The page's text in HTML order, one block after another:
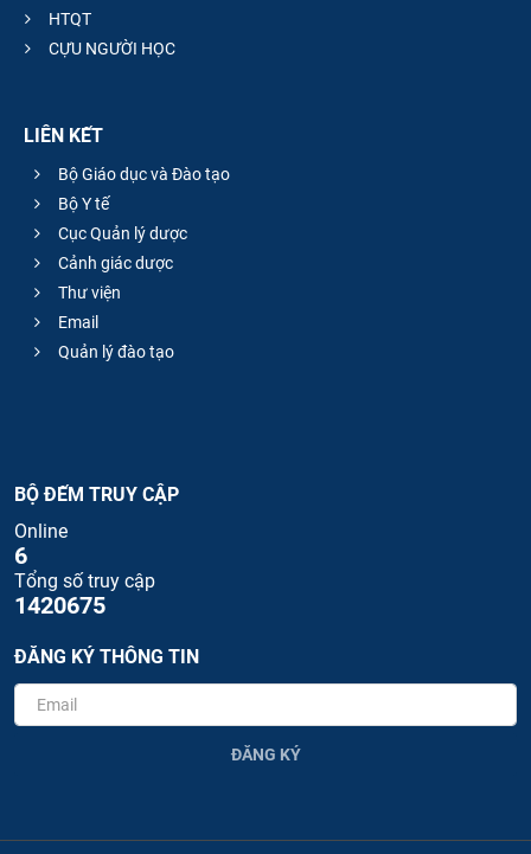
HTQT
CỰU NGƯỜI HỌC
LIÊN KẾT
Bộ Giáo dục và Đào tạo
Bộ Y tế
Cục Quản lý dược
Cảnh giác dược
Thư viện
Email
Quản lý đào tạo
BỘ ĐẾM TRUY CẬP
Online
6
Tổng số truy cập
1420675
ĐĂNG KÝ THÔNG TIN
ĐĂNG KÝ